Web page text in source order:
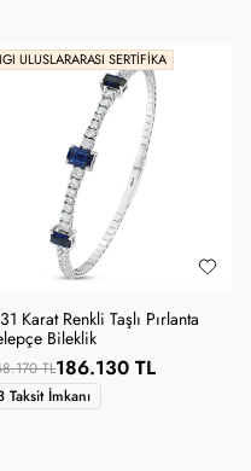
IGI ULUSLARARASI SERTIFIKA
Karat Renkli Taşlı Pırlanta
Bileklik
TL186.130 TL
Taksit İmkanı